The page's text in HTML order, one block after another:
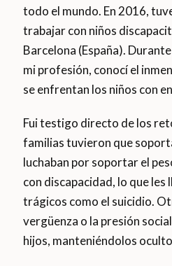
todo el mundo. En 2016,
trabajar con niños
Barcelona (España).
mi profesión, conocí el
se enfrentan los niños con
Fui testigo directo de los
familias tuvieron que
luchaban por soportar el
con discapacidad, lo que les
trágicos como el suicidio.
vergüenza o la presión
hijos, manteniéndolos